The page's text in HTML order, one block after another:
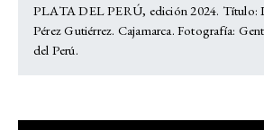
PLATA DEL PERÚ, edición 2024. Título:
Pérez Gutiérrez. Cajamarca. Fotografía:
del Perú.